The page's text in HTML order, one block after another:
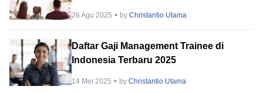
26 Agu 2025 byChristantio Utama
Daftar Gaji Management Trainee di
Indonesia Terbaru 2025
14 Mei 2025 byChristantio Utama